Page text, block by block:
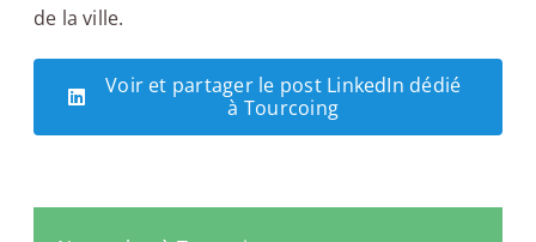
de la ville.
Voir et partager le post LinkedIn dédié
à Tourcoing